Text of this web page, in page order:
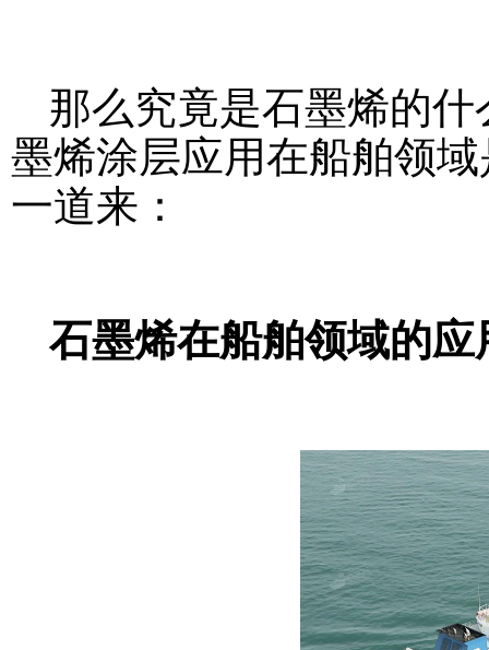
那么究竟是石墨烯的
墨烯涂层应用在船舶领
一道来：
石墨烯在船舶领域的应